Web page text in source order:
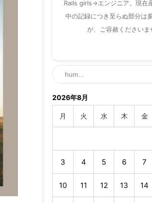
Rails girls→エンジニア。現在
中の記録につき至らぬ部分は
が、ご容赦くださいま
2026年8月
月 火 水 木 金
3 4 5 6 7
10 11 12 13 14